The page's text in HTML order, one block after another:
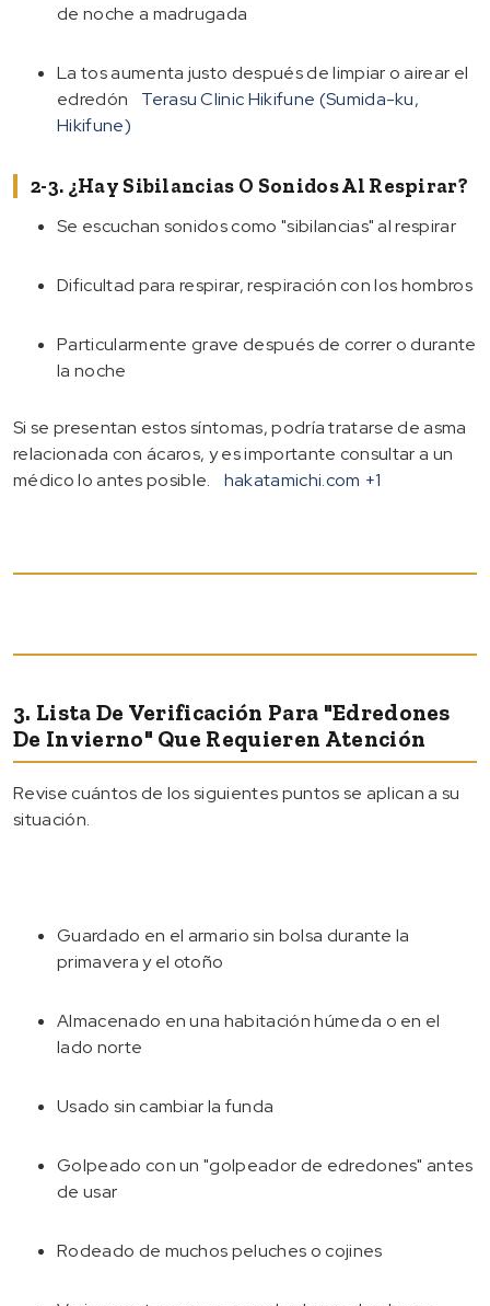
de noche a madrugada
La tos aumenta justo después de limpiar o airear el
edredón
Terasu Clinic Hikifune (Sumida-ku,
Hikifune)
2-3. ¿Hay Sibilancias O Sonidos Al Respirar?
Se escuchan sonidos como "sibilancias" al respirar
Dificultad para respirar, respiración con los hombros
Particularmente grave después de correr o durante
la noche
Si se presentan estos síntomas, podría tratarse de asma
relacionada con ácaros, y es importante consultar a un
médico lo antes posible.
hakatamichi.com +1
3. Lista De Verificación Para "edredones
De Invierno" Que Requieren Atención
Revise cuántos de los siguientes puntos se aplican a su
situación.
Guardado en el armario sin bolsa durante la
primavera y el otoño
Almacenado en una habitación húmeda o en el
lado norte
Usado sin cambiar la funda
Golpeado con un "golpeador de edredones" antes
de usar
Rodeado de muchos peluches o cojines